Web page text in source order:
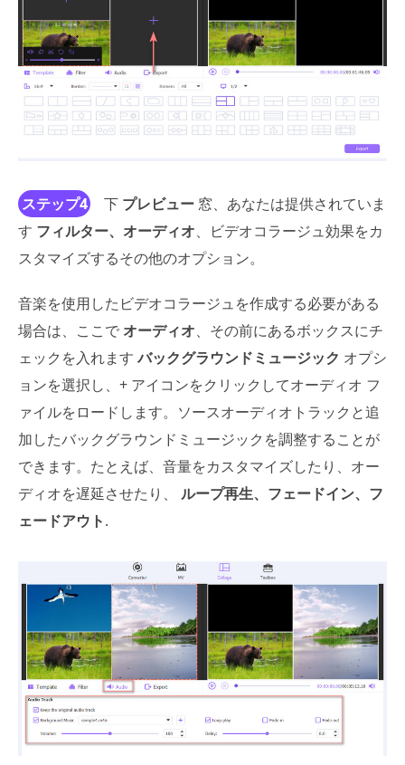
ステップ4 下 プレビュー 窓、あなたは提供されていま
す フィルター、オーディオ、ビデオコラージュ効果をカ
スタマイズするその他のオプション。
音楽を使用したビデオコラージュを作成する必要がある
場合は、ここで オーディオ、その前にあるボックスにチ
ェックを入れますバックグラウンドミュージック オプシ
ョンを選択し、+ アイコンをクリックしてオーディオ フ
ァイルをロードします。ソースオーディオトラックと追
加したバックグラウンドミュージックを調整することが
できます。たとえば、音量をカスタマイズしたり、オー
ディオを遅延させたり、 ループ再生、フェードイン、フ
ェードアウト.